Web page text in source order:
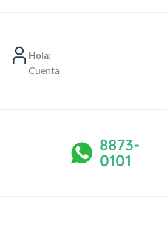
Hola:
Cuenta
8873-
0101